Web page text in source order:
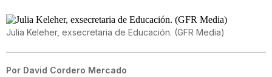
Julia Keleher, exsecretaria de Educación. (GFR Media)
Por David Cordero Mercado